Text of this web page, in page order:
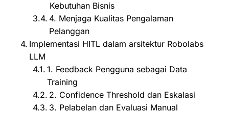
Kebutuhan Bisnis
4. Menjaga Kualitas Pengalaman
Pelanggan
Implementasi HITL dalam arsitektur Robolabs
LLM
1. Feedback Pengguna sebagai Data
Training
2. Confidence Threshold dan Eskalasi
3. Pelabelan dan Evaluasi Manual